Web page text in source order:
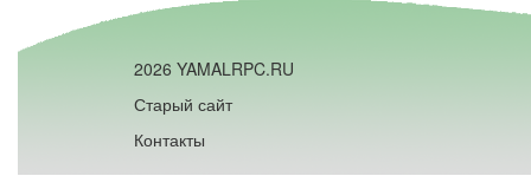
2026 YAMALRPC.RU
Старый сайт
Контакты